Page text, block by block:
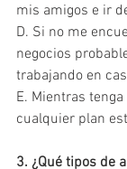
mis amigos e ir
D. Si no me
negocios
trabajando en
E. Mientras
cualquier plan
3. ¿Qué tipos de